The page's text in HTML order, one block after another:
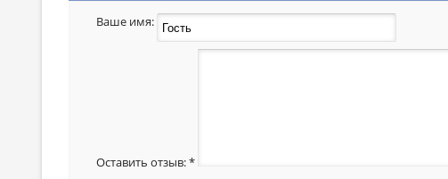
Ваше имя:
Оставить отзыв:*